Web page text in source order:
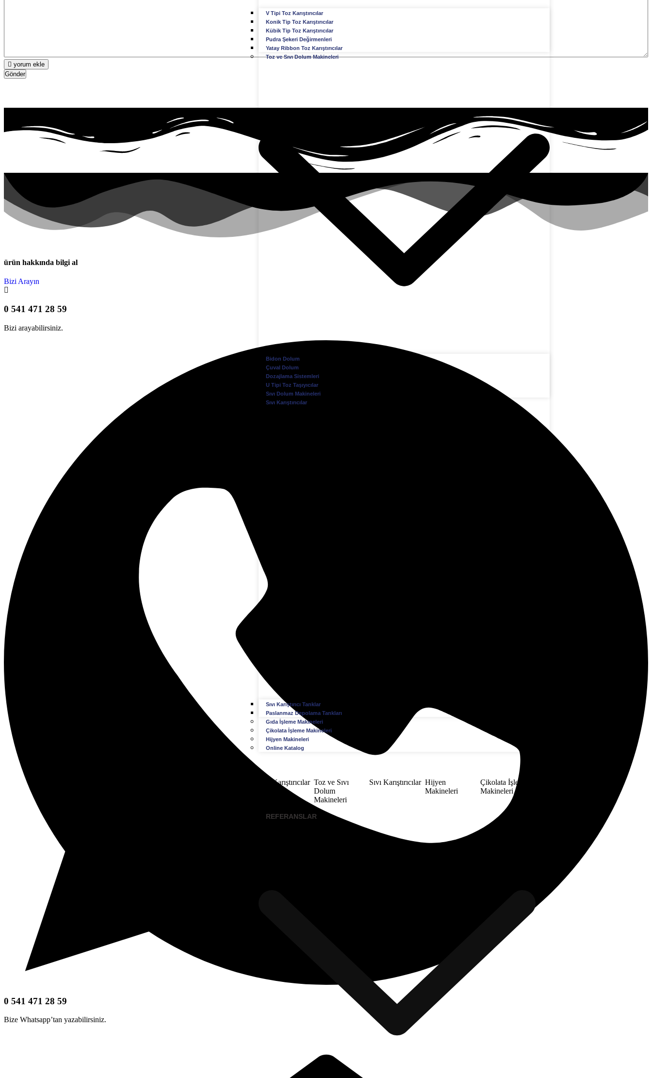
V Tipi Toz Karıştırıcılar
Konik Tip Toz Karıştırıcılar
Kübik Tip Toz Karıştırıcılar
Pudra Şekeri Değirmenleri
Yatay Ribbon Toz Karıştırıcılar
Toz ve Sıvı Dolum Makineleri
Bidon Dolum
Çuval Dolum
Dozajlama Sistemleri
U Tipi Toz Taşıyıcılar
Sıvı Dolum Makineleri
Sıvı Karıştırıcılar
Sıvı Karıştırıcı Tanklar
Paslanmaz Depolama Tankları
Gıda İşleme Makineleri
Çikolata İşleme Makineleri
Hijyen Makineleri
Online Katalog
Toz Karıştırıcılar Toz ve Sıvı
Dolum
Makineleri​
Sıvı Karıştırıcılar Hijyen
Makineleri
Çikolata İşleme
Makineleri
REFERANSLAR
yorum ekle
ürün hakkında bilgi al
Bizi Arayın
0 541 471 28 59
Bizi arayabilirsiniz.
0 541 471 28 59
Bize Whatsapp’tan yazabilirsiniz.